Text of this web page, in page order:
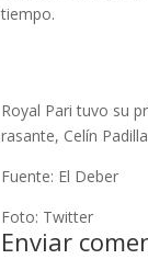
tiempo.
Royal Pari tuvo su
rasante, Celín
Fuente: El Deber
Foto: Twitter
Enviar